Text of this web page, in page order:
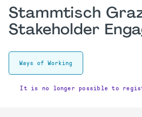
Stammtisch
Stakeholder
Ways of Working
It is no longer possible to